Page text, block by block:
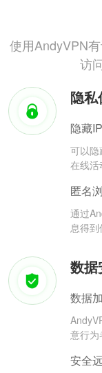
使用AndyVPN
访
隐
隐藏
可以隐
在线活
匿名
通过
息得到
数据
数据
意行为
安全